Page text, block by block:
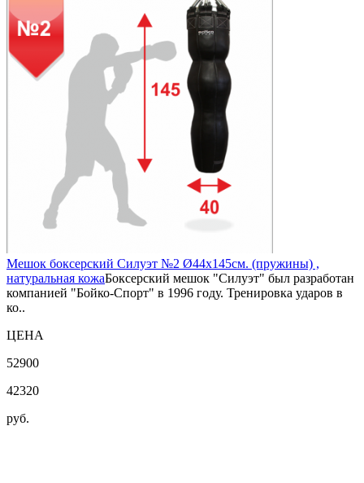
Мешок боксерский Силуэт №2 Ø44х145см. (пружины) ,
натуральная кожаБоксерский мешок "Силуэт" был разработан
компанией "Бойко-Спорт" в 1996 году. Тренировка ударов в
ко..
ЦЕНА
52900
42320
руб.